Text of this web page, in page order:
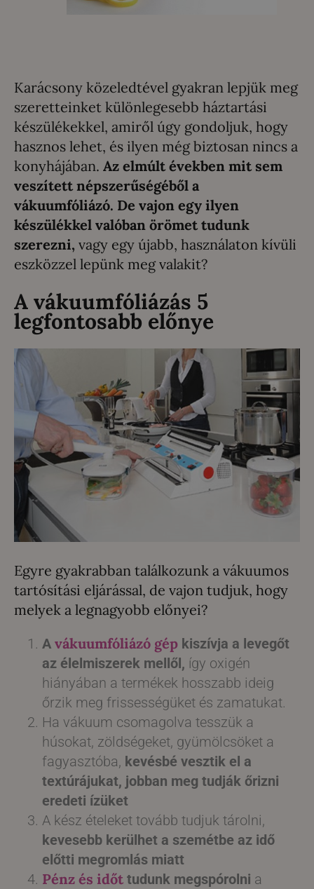
Karácsony közeledtével gyakran lepjük meg
szeretteinket különlegesebb háztartási
készülékekkel, amiről úgy gondoljuk, hogy
hasznos lehet, és ilyen még biztosan nincs a
konyhájában. Az elmúlt években mit sem
veszített népszerűségéből a
vákuumfóliázó. De vajon egy ilyen
készülékkel valóban örömet tudunk
szerezni, vagy egy újabb, használaton kívüli
eszközzel lepünk meg valakit?
A vákuumfóliázás 5
legfontosabb előnye
Egyre gyakrabban találkozunk a vákuumos
tartósítási eljárással, de vajon tudjuk, hogy
melyek a legnagyobb előnyei?
A vákuumfóliázó gép kiszívja a levegőt
az élelmiszerek mellől, így oxigén
hiányában a termékek hosszabb ideig
őrzik meg frissességüket és zamatukat.
Ha vákuum csomagolva tesszük a
húsokat, zöldségeket, gyümölcsöket a
fagyasztóba, kevésbé vesztik el a
textúrájukat, jobban meg tudják őrizni
eredeti ízüket
A kész ételeket tovább tudjuk tárolni,
kevesebb kerülhet a szemétbe az idő
előtti megromlás miatt
Pénz és időt tudunk megspórolni a